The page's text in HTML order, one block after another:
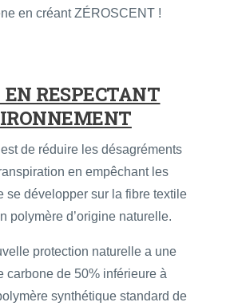
en créant ZÉROSCENT !
RESPECTANT
est de réduire les désagréments
en empêchant les
se développer sur la fibre textile
polymère d’origine naturelle.
protection naturelle a une
carbone de 50% inférieure à
synthétique standard de